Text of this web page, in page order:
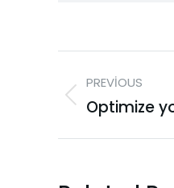
PREVIOUS
Optimize